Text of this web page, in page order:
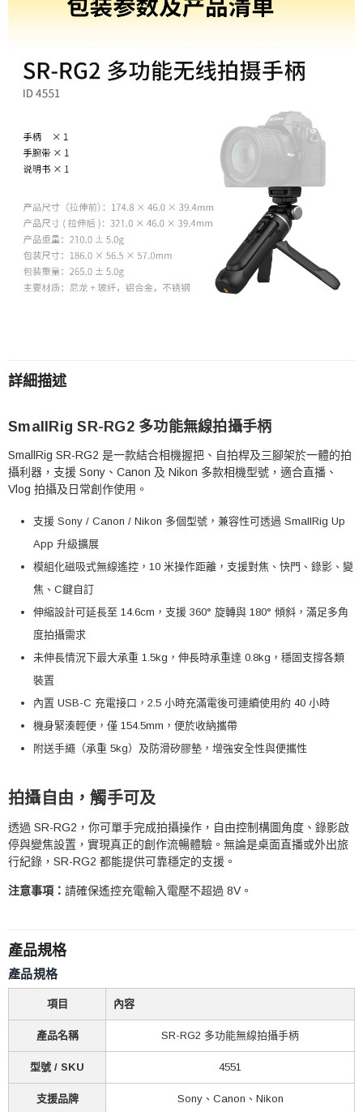
詳細描述
SmallRig SR-RG2 多功能無線拍攝手柄
SmallRig SR-RG2 是一款結合相機握把、自拍桿及三腳架於一體的拍
攝利器，支援 Sony、Canon 及 Nikon 多款相機型號，適合直播、
Vlog 拍攝及日常創作使用。
支援 Sony / Canon / Nikon 多個型號，兼容性可透過 SmallRig Up
App 升級擴展
模組化磁吸式無線遙控，10 米操作距離，支援對焦、快門、錄影、變
焦、C鍵自訂
伸縮設計可延長至 14.6cm，支援 360° 旋轉與 180° 傾斜，滿足多角
度拍攝需求
未伸長情況下最大承重 1.5kg，伸長時承重達 0.8kg，穩固支撐各類
裝置
內置 USB-C 充電接口，2.5 小時充滿電後可連續使用約 40 小時
機身緊湊輕便，僅 154.5mm，便於收納攜帶
附送手繩（承重 5kg）及防滑矽膠墊，增強安全性與便攜性
拍攝自由，觸手可及
透過 SR-RG2，你可單手完成拍攝操作，自由控制構圖角度、錄影啟
停與變焦設置，實現真正的創作流暢體驗。無論是桌面直播或外出旅
行紀錄，SR-RG2 都能提供可靠穩定的支援。
注意事項： 請確保遙控充電輸入電壓不超過 8V。
產品規格
產品規格
項目 內容
產品名稱 SR-RG2 多功能無線拍攝手柄
型號 / SKU 4551
支援品牌 Sony、Canon、Nikon